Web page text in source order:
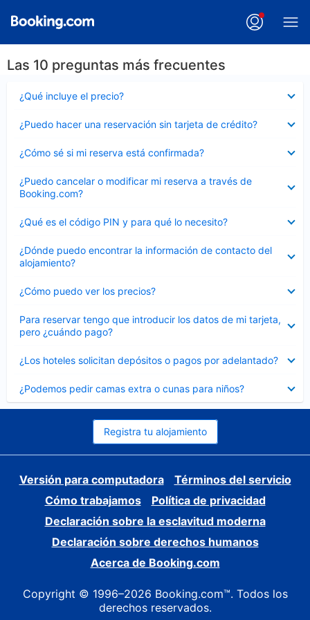
Las 10 preguntas más frecuentes
¿Qué incluye el precio?
cerrado
¿Puedo hacer una reservación sin tarjeta de crédito?
cerrado
¿Cómo sé si mi reserva está confirmada?
cerrado
¿Puedo cancelar o modificar mi reserva a través de
Booking.com?
cerrado
¿Qué es el código PIN y para qué lo necesito?
cerrado
¿Dónde puedo encontrar la información de contacto del
alojamiento?
cerrado
¿Cómo puedo ver los precios?
cerrado
Para reservar tengo que introducir los datos de mi tarjeta,
pero ¿cuándo pago?
cerrado
¿Los hoteles solicitan depósitos o pagos por adelantado?
cerrado
¿Podemos pedir camas extra o cunas para niños?
cerrado
Registra tu alojamiento
Versión para computadora
Términos del servicio
Cómo trabajamos
Política de privacidad
Declaración sobre la esclavitud moderna
Declaración sobre derechos humanos
Acerca de Booking.com
Copyright © 1996–2026 Booking.com™. Todos los
derechos reservados.